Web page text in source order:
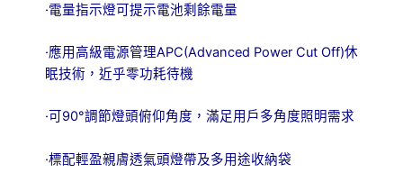
·電量指示燈可提示電池剩餘電量
·應用高級電源管理APC(Advanced Power Cut Off)休
眠技術，近乎零功耗待機
·可90°調節燈頭俯仰角度，滿足用戶多角度照明需求
·標配輕盈親膚透氣頭燈帶及多用途收納袋